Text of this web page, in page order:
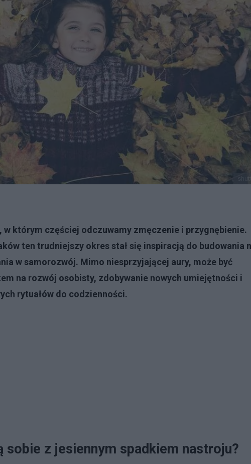
w którym częściej odczuwamy zmęczenie i przygnębienie.
ten trudniejszy okres stał się inspiracją do budowania
w samorozwój. Mimo niesprzyjającej aury, może być
na rozwój osobisty, zdobywanie nowych umiejętności i
rytuałów do codzienności.
sobie z jesiennym spadkiem nastroju?